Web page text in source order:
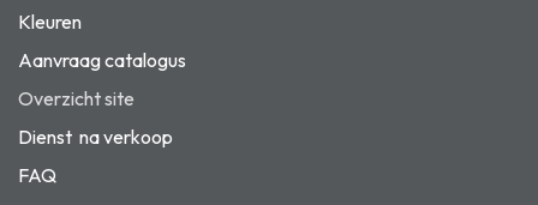
Kleuren
Aanvraag catalogus
Overzicht site
Dienst na verkoop
FAQ